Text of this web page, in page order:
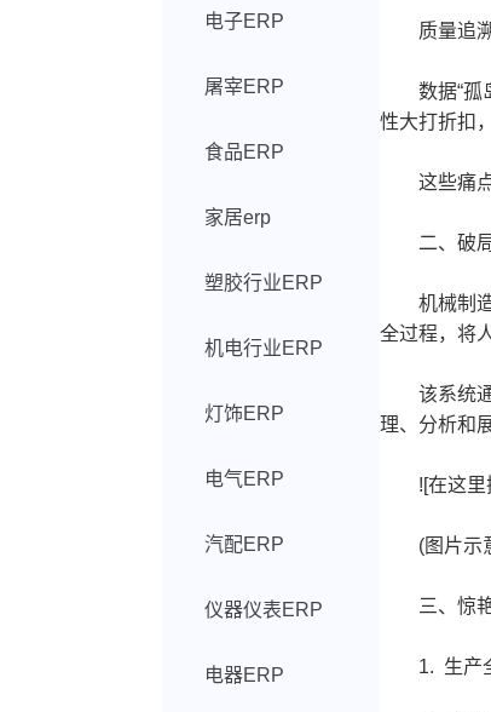
电子ERP
屠宰ERP
食品ERP
家居erp
塑胶行业ERP
机电行业ERP
灯饰ERP
电气ERP
汽配ERP
仪器仪表ERP
电器ERP
质量追溯“
数据“孤岛
性大打折扣
这些痛点
二、破局
机械制造
全过程，将
该系统通
理、分析和
![在这里插
(图片示意
三、惊艳
1. 生产全